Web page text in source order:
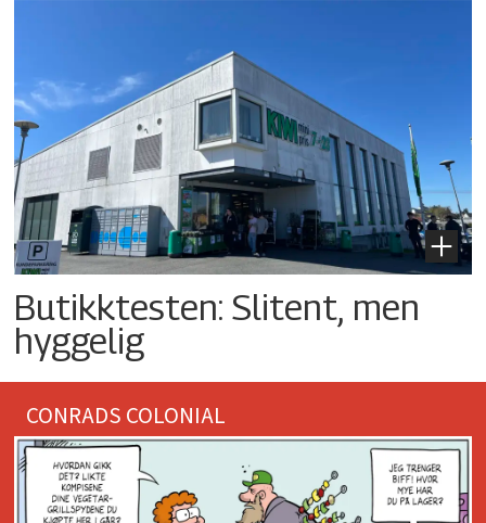
Butikktesten: Slitent, men
hyggelig
CONRADS COLONIAL